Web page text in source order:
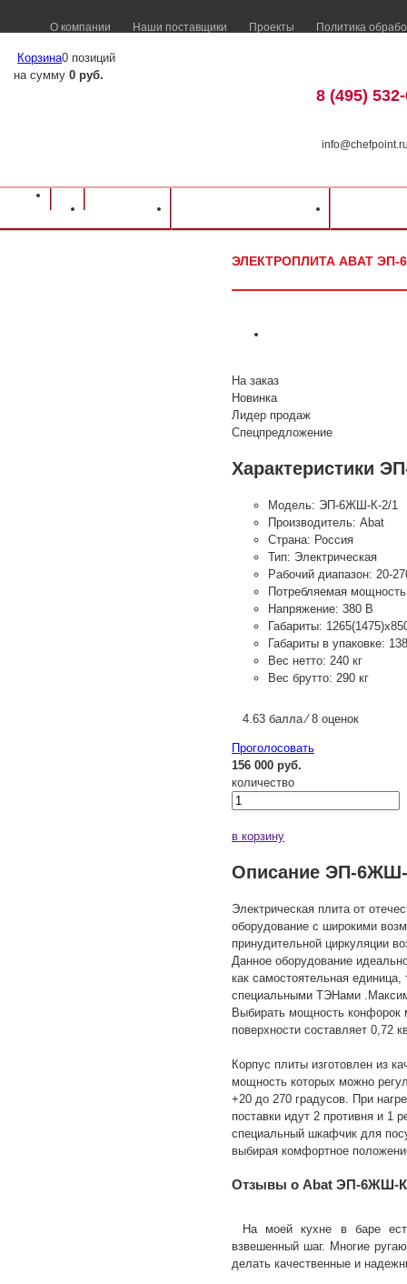
О компании Наши поставщики Проекты Политика
Корзина0 позиций
на сумму 0 руб.
8 (495)
Оборудование для ресторанов и кафе
ЭЛЕКТРОПЛИТА ABAT
На заказ
Новинка
Лидер продаж
Спецпредложение
Характеристики
Модель: ЭП-6ЖШ-К-2/1
Производитель: Abat
Страна: Россия
Тип: Электрическая
Рабочий диапазон: 20-
Потребляемая
Напряжение: 380 В
Габариты:
Габариты в упаковке:
Вес нетто: 240 кг
Вес брутто: 290 кг
4.63 балла ⁄ 8 оценок
Проголосовать
156 000 руб.
количество
в корзину
Описание ЭП-
Электрическая плита от
оборудование с широкими
принудительной циркуляции
Данное оборудование
как самостоятельная
специальными ТЭНами
Выбирать мощность конфорок
поверхности составляет 0,72
Корпус плиты изготовлен из
мощность которых можно
+20 до 270 градусов. При
поставки идут 2 противня и 1
специальный шкафчик для
выбирая комфортное
Отзывы о Abat ЭП-6ЖШ-
На моей кухне в баре
взвешенный шаг. Многие
делать качественные и